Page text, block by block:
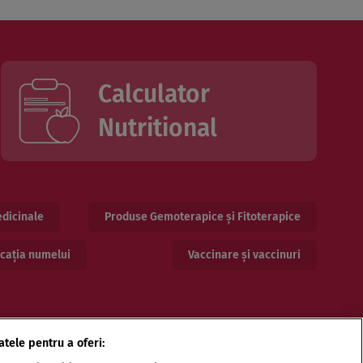
Calculator
Nutritional
Produse Gemoterapice și Fitoterapice
numelui Vaccinare și vaccinuri
pentru a oferi: